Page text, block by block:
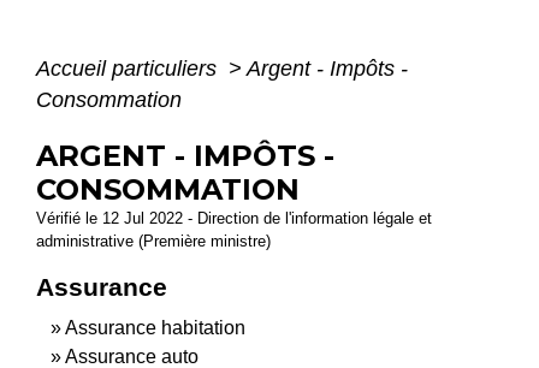
Accueil particuliers > Argent - Impôts -
Consommation
ARGENT - IMPÔTS -
CONSOMMATION
Vérifié le 12 Jul 2022 - Direction de l'information légale et
administrative (Première ministre)
Assurance
Assurance habitation
Assurance auto